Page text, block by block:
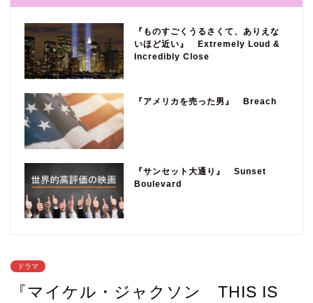
『ものすごくうるさくて、ありえな
いほど近い』 Extremely Loud &
Incredibly Close
『アメリカを売った男』 Breach
『サンセット大通り』 Sunset
Boulevard
ドラマ
『マイケル・ジャクソン THIS IS